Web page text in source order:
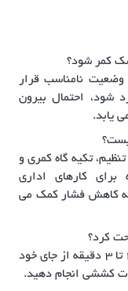
کمر شود؟
نامناسب قرار
شود، احتمال بیرون
یابد.
تکیه گاه کمری و
برای کارهای اداری
به کاهش فشار کمک می
کرد؟
توصیه می شود هر ۳۰ تا ۴۵ دقیقه، ۲ تا ۳ دقیقه از جای خود
کششی انجام دهید.